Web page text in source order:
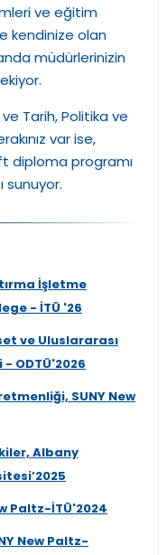
ve eğitim
kendinize olan
müdürlerinizin
ve Tarih, Politika ve
var ise,
diploma programı
sunuyor.
İşletme
- İTÜ '26
ve Uluslararası
ODTÜ'2026
SUNY New
Albany
Paltz-İTÜ'2024
New Paltz-